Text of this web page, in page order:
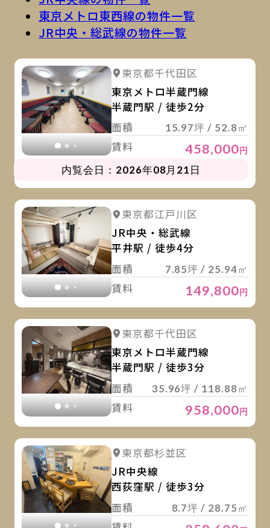
東京メトロ東西線の物件一覧
JR中央・総武線の物件一覧
詳細を見る
東京都千代田区
東京メトロ半蔵門線
半蔵門駅 / 徒歩2分
面積
15.97坪 / 52.8㎡
賃料 458,000円
内覧会日：2026年08月21日
詳細を見る
東京都江戸川区
JR中央・総武線
平井駅 / 徒歩4分
面積
7.85坪 / 25.94㎡
賃料 149,800円
詳細を見る
東京都千代田区
東京メトロ半蔵門線
半蔵門駅 / 徒歩3分
面積
35.96坪 / 118.88㎡
賃料 958,000円
詳細を見る
東京都杉並区
JR中央線
西荻窪駅 / 徒歩3分
面積
8.7坪 / 28.75㎡